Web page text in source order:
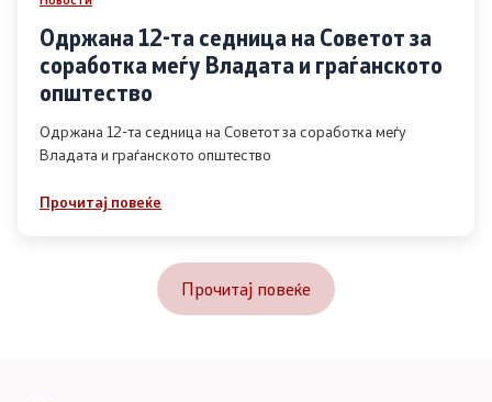
Одржана 12-та седница на Советот за
соработка меѓу Владата и граѓанското
општество
Одржана 12-та седница на Советот за соработка меѓу
Владата и граѓанското општество
Прочитај повеќе
Прочитај повеќе